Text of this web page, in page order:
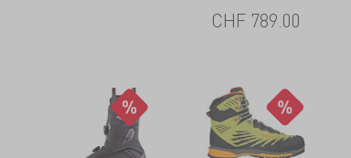
CHF 789.00